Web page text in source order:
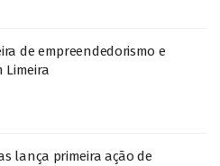
de empreendedorismo e
Limeira
lança primeira ação de